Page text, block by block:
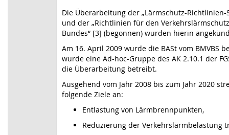
Die Überarbeitung der „Lärmschutz-
und der „Richtlinien für den
Bundes“ [3] (begonnen) wurden hierin
Am 16. April 2009 wurde die BASt vom BMVBS
wurde eine Ad-hoc-Gruppe des AK 2.10.1 der
die Überarbeitung betreibt.
Ausgehend vom Jahr 2008 bis zum Jahr 2020
folgende Ziele an:
Entlastung von Lärmbrennpunkten,
Reduzierung der Verkehrslärmbelastung